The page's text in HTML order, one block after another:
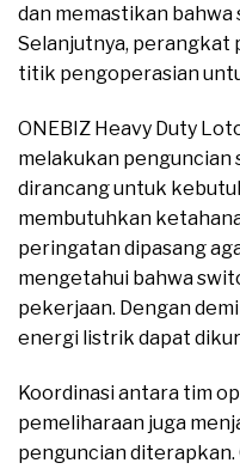
dan memastikan
Selanjutnya, perangkat
titik pengoperasian
ONEBIZ Heavy Duty
melakukan
dirancang untuk
membutuhkan
peringatan dipasang
mengetahui bahwa
pekerjaan. Dengan
energi listrik dapat
Koordinasi antara tim
pemeliharaan juga
penguncian